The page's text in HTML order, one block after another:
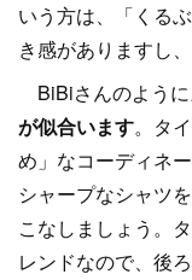
いう方は、「くる
き感がありますし
BiBiさんのように
が似合います。タ
め」なコーディネ
シャープなシャツ
こなしましょう。
レンドなので、後